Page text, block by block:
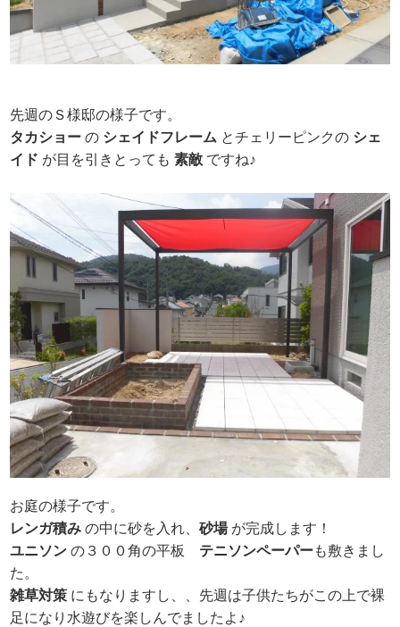
先週のＳ様邸の様子です。
タカショーの シェイドフレーム とチェリーピンクの シェ
イド が目を引きとっても素敵 ですね♪
お庭の様子です。
レンガ積みの中に砂を入れ、砂場 が完成します！
ユニソンの３００角の平板 テニソンペーパーも敷きまし
た。
雑草対策 にもなりますし、、先週は子供たちがこの上で裸
足になり水遊びを楽しんでましたよ♪